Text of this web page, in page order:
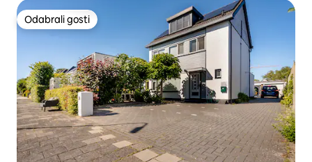
Odabrali gosti
Odabrali gosti